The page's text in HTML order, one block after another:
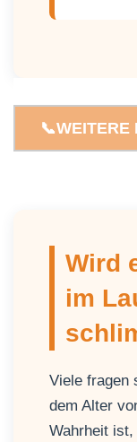
📞WEITERE
Wird
im
Viele fragen
dem Alter
Wahrheit